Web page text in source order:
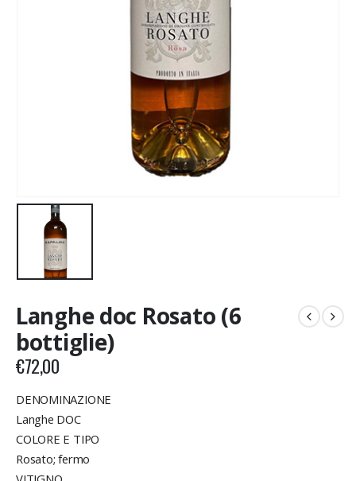
Langhe doc Rosato (6
bottiglie)
€72,00
DENOMINAZIONE
Langhe DOC
COLORE E TIPO
Rosato; fermo